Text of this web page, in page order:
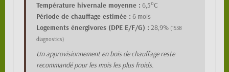
Température hivernale moyenne : 6,5°C
Période de chauffage estimée : 6 mois
Logements énergivores (DPE E/F/G) : 28,9% (1538
diagnostics)
Un approvisionnement en bois de chauffage reste
recommandé pour les mois les plus froids.